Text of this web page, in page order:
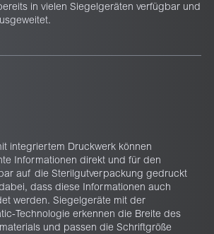
in vielen Siegelgeräten verfügbar und
integriertem Druckwerk können
Informationen direkt und für den
auf die Sterilgutverpackung gedruckt
dass diese Informationen auch
werden. Siegelgeräte mit der
Technologie erkennen die Breite des
und passen die Schriftgröße